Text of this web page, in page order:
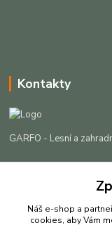
Kontakty
GARFO - Lesní a
+420
info@garfo.cz
Náš e-shop a
cookies, aby Vám